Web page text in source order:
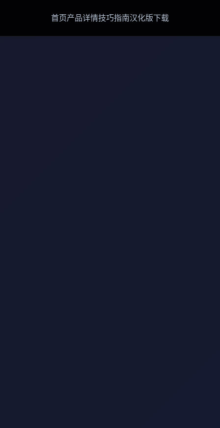
首页产品详情技巧指南汉化版下载